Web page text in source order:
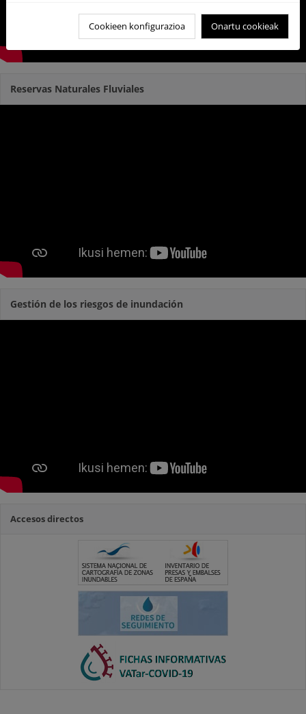
Reservas Naturales Fluviales
Gestión de los riesgos de inundación
Accesos directos
Cookieen konfigurazioa Onartu cookieak